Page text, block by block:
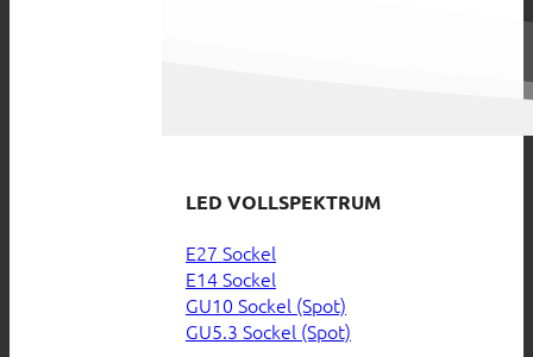
LED VOLLSPEKTRUM
E27 Sockel
E14 Sockel
GU10 Sockel (Spot)
GU5.3 Sockel (Spot)